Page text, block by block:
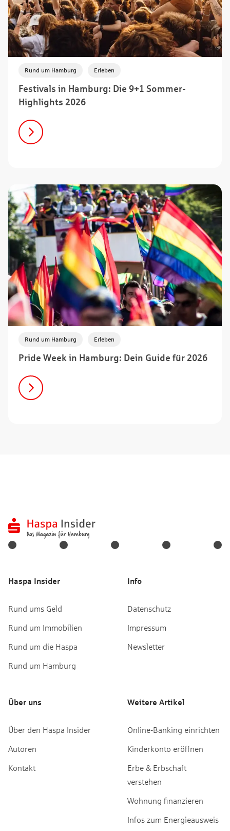
Festivals in Hamburg: Die 9+1 Sommer-
Highlights 2026
Rund um Hamburg Erleben
Pride Week in Hamburg: Dein Guide für 2026
Rund um Hamburg Erleben
Haspa Insider
Rund ums Geld
Rund um Immobilien
Rund um die Haspa
Rund um Hamburg
Info
Datenschutz
Impressum
Newsletter
Über uns
Über den Haspa Insider
Autoren
Kontakt
Weitere Artikel
Online-Banking einrichten
Kinderkonto eröffnen
Erbe & Erbschaft
verstehen
Wohnung finanzieren
Infos zum Energieausweis